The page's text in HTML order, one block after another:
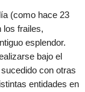
(como hace 23
frailes,
esplendor.
bajo el
con otras
entidades en